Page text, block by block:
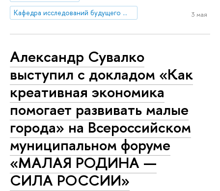
Кафедра исследований будущего ЮНЕСКО
3 мая
Александр Сувалко
выступил с докладом «Как
креативная экономика
помогает развивать малые
города» на Всероссийском
муниципальном форуме
«МАЛАЯ РОДИНА —
СИЛА РОССИИ»